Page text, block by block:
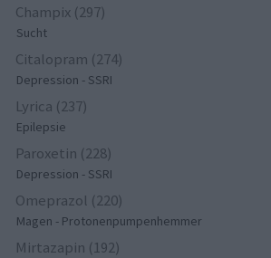
Champix (297)
Sucht
Citalopram (274)
Depression - SSRI
Lyrica (237)
Epilepsie
Paroxetin (228)
Depression - SSRI
Omeprazol (220)
Magen - Protonenpumpenhemmer
Mirtazapin (192)